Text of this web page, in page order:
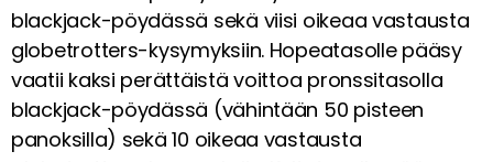
blackjack-pöydässä sekä viisi oikeaa vastausta
globetrotters-kysymyksiin. Hopeatasolle pääsy
vaatii kaksi perättäistä voittoa pronssitasolla
blackjack-pöydässä (vähintään 50 pisteen
panoksilla) sekä 10 oikeaa vastausta